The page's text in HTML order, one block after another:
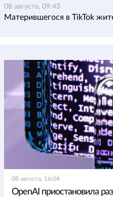
08 августа, 09:43
Матерившегося в TikTok
08 августа, 16:04
OpenAI приостановила